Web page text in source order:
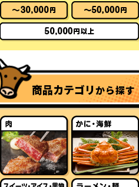
商品カテゴリから探す